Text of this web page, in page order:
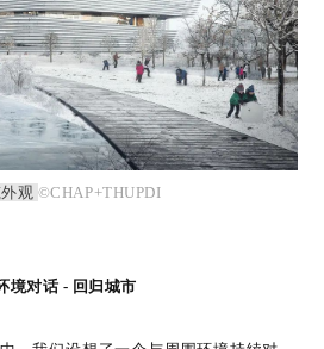
观 ©CHAP+THUPDI
境对话 - 回归城市